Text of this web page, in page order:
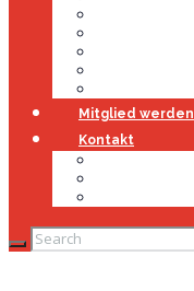
Mitglied werden
Kontakt